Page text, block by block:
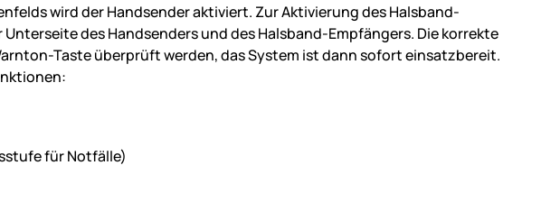
wird der Handsender aktiviert. Zur Aktivierung des Halsband-
des Handsenders und des Halsband-Empfängers. Die korrekte
Taste überprüft werden, das System ist dann sofort einsatzbereit.
für Notfälle)